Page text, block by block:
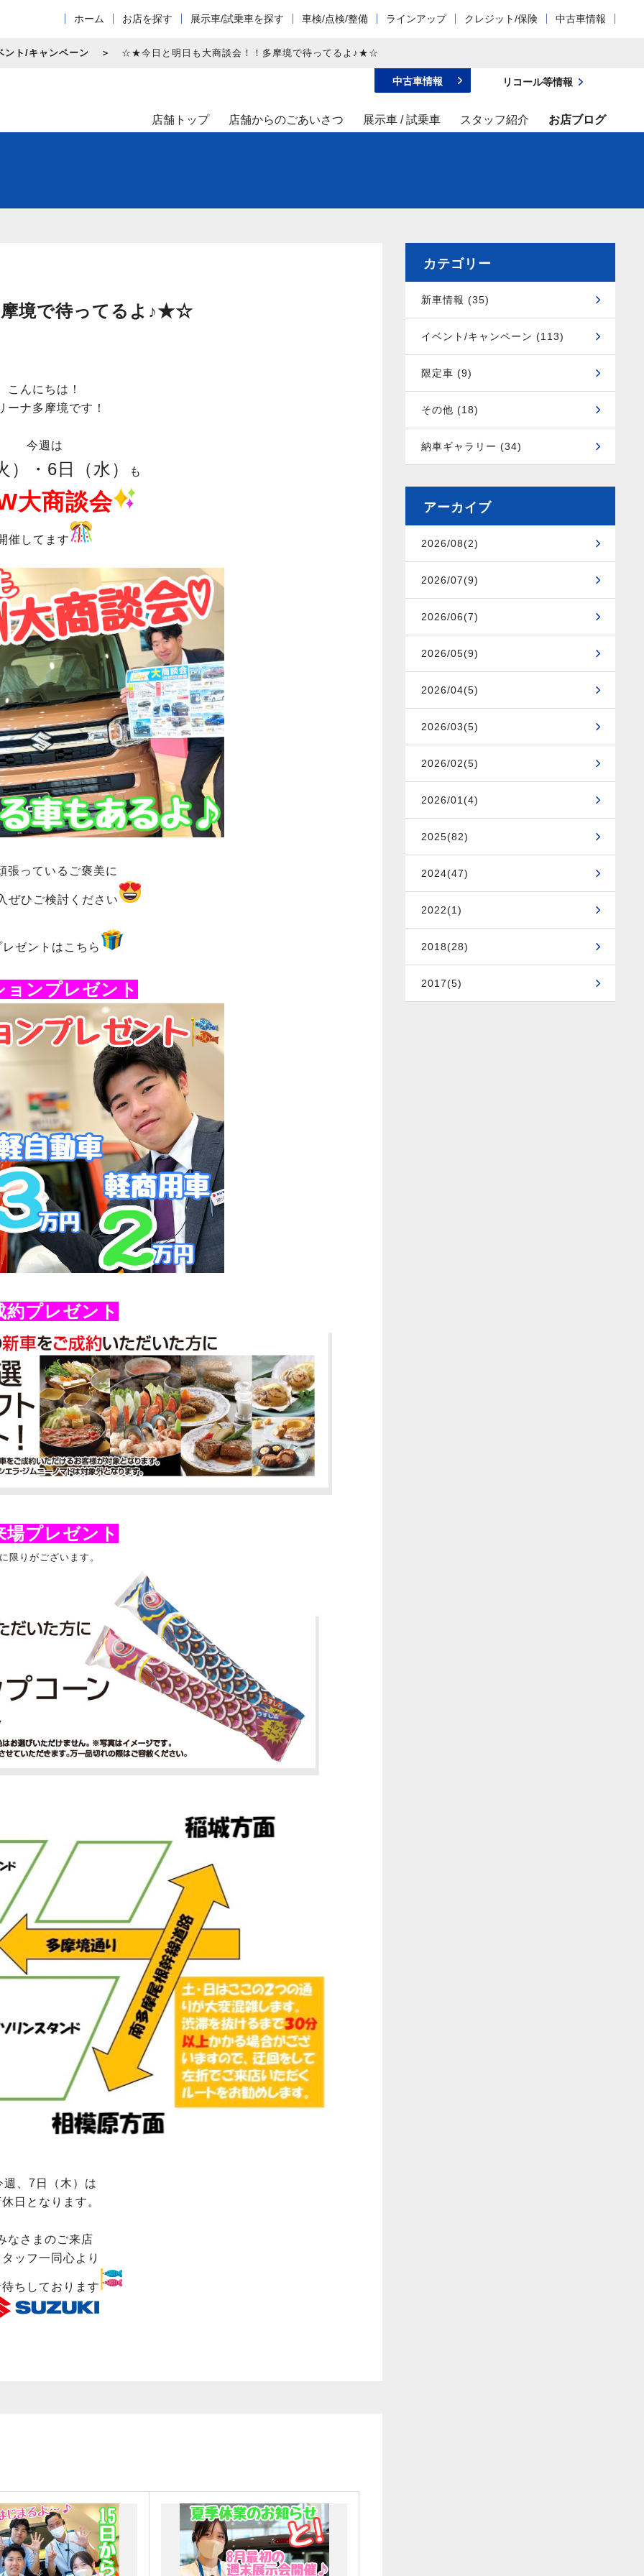
ホーム お店を探す 展示車/試乗車を探す 車検/点検/整備 ラインアップ クレジット/保険 中古車情報
ント/キャンペーン ☆★今日と明日も大商談会！！多摩境で待ってるよ♪★☆
店舗トップ 店舗からのごあいさつ 展示車 / 試乗車 スタッフ紹介 お店ブログ
中古車情報 リコール等情報
境で待ってるよ♪★☆
こんにちは！
ーナ多摩境です！
今週は
）・6日（水） も
大商談会
催してます
張っているご褒美に
ぜひご検討ください
ゼントはこちら
ョンプレゼント
約プレゼント
場プレゼント
限りがございます。
週、7日（木）は
日となります。
なさまのご来店
ッフ一同心より
ちしております
カテゴリー
新車情報 (35)
イベント/キャンペーン (113)
限定車 (9)
その他 (18)
納車ギャラリー (34)
アーカイブ
2026/08(2)
2026/07(9)
2026/06(7)
2026/05(9)
2026/04(5)
2026/03(5)
2026/02(5)
2026/01(4)
2025(82)
2024(47)
2022(1)
2018(28)
2017(5)